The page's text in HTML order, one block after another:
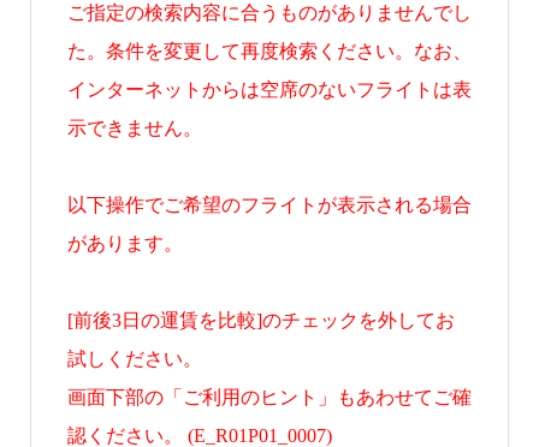
ご指定の検索内容に合うものがありませんでし
た。条件を変更して再度検索ください。なお、
インターネットからは空席のないフライトは表
示できません。
以下操作でご希望のフライトが表示される場合
があります。
[前後3日の運賃を比較]のチェックを外してお
試しください。
画面下部の「ご利用のヒント」もあわせてご確
認ください。 (E_R01P01_0007)